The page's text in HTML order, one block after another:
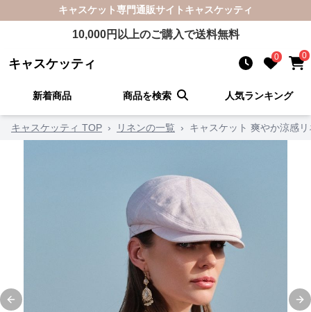
キャスケット専門通販サイト キャスケッティ
10,000円以上のご購入で送料無料
キャスケッティ 0 0
新着商品 商品を検索 人気ランキング
キャスケッティ TOP › リネンの一覧 › キャスケット 爽やか涼感
Previous slide